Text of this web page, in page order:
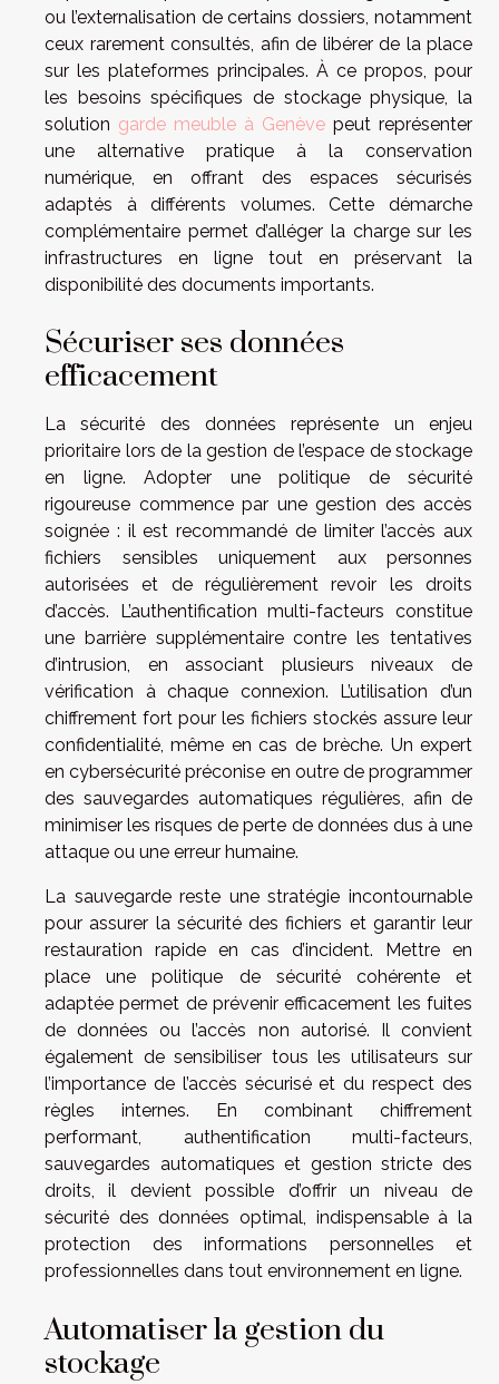
ou l’externalisation de certains dossiers, notamment
ceux rarement consultés, afin de libérer de la place
sur les plateformes principales. À ce propos, pour
les besoins spécifiques de stockage physique, la
solution garde meuble à Genève peut représenter
une alternative pratique à la conservation
numérique, en offrant des espaces sécurisés
adaptés à différents volumes. Cette démarche
complémentaire permet d’alléger la charge sur les
infrastructures en ligne tout en préservant la
disponibilité des documents importants.
Sécuriser ses données
efficacement
La sécurité des données représente un enjeu
prioritaire lors de la gestion de l’espace de stockage
en ligne. Adopter une politique de sécurité
rigoureuse commence par une gestion des accès
soignée : il est recommandé de limiter l’accès aux
fichiers sensibles uniquement aux personnes
autorisées et de régulièrement revoir les droits
d’accès. L’authentification multi-facteurs constitue
une barrière supplémentaire contre les tentatives
d’intrusion, en associant plusieurs niveaux de
vérification à chaque connexion. L’utilisation d’un
chiffrement fort pour les fichiers stockés assure leur
confidentialité, même en cas de brèche. Un expert
en cybersécurité préconise en outre de programmer
des sauvegardes automatiques régulières, afin de
minimiser les risques de perte de données dus à une
attaque ou une erreur humaine.
La sauvegarde reste une stratégie incontournable
pour assurer la sécurité des fichiers et garantir leur
restauration rapide en cas d’incident. Mettre en
place une politique de sécurité cohérente et
adaptée permet de prévenir efficacement les fuites
de données ou l’accès non autorisé. Il convient
également de sensibiliser tous les utilisateurs sur
l’importance de l’accès sécurisé et du respect des
règles internes. En combinant chiffrement
performant, authentification multi-facteurs,
sauvegardes automatiques et gestion stricte des
droits, il devient possible d’offrir un niveau de
sécurité des données optimal, indispensable à la
protection des informations personnelles et
professionnelles dans tout environnement en ligne.
Automatiser la gestion du
stockage